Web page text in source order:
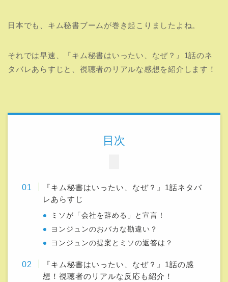
日本でも、キム秘書ブームが巻き起こりましたよね。
それでは早速、『キム秘書はいったい、なぜ？』1話のネ
タバレあらすじと、視聴者のリアルな感想を紹介します！
目次
『キム秘書はいったい、なぜ？』1話ネタバ
レあらすじ
ミソが「会社を辞める」と宣言！
ヨンジュンのおバカな勘違い？
ヨンジュンの提案とミソの返答は？
『キム秘書はいったい、なぜ？』1話の感
想！視聴者のリアルな反応も紹介！